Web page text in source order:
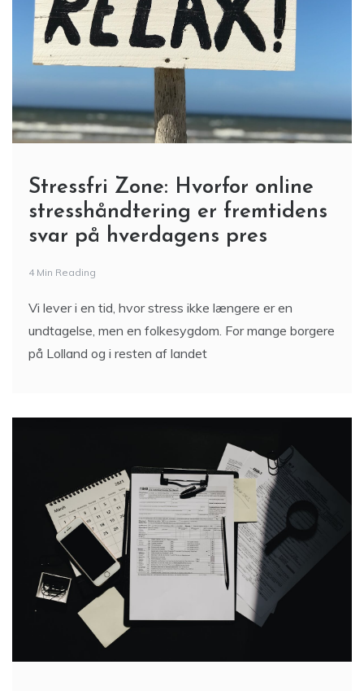
Stressfri Zone: Hvorfor online
stresshåndtering er fremtidens
svar på hverdagens pres
4 Min Reading
Vi lever i en tid, hvor stress ikke længere er en
undtagelse, men en folkesygdom. For mange borgere
på Lolland og i resten af landet